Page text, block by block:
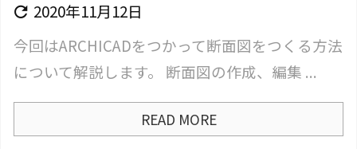
 2020年11月12日
今回はARCHICADをつかって断面図をつくる方法
について解説します。 断面図の作成、編集 ...
READ MORE